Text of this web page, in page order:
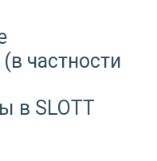
(в частности
в SLOTT